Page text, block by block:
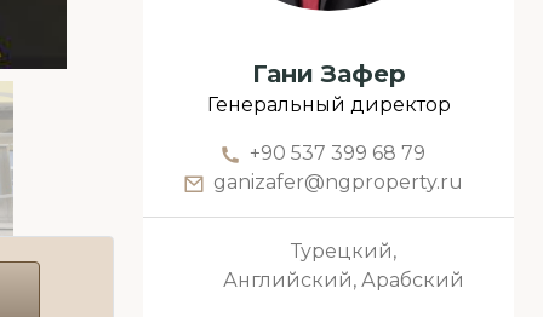
79
Назия Озова
Начальник отдела продаж
+90 552 698 97 17
naziya@ngproperty.ru
Русский